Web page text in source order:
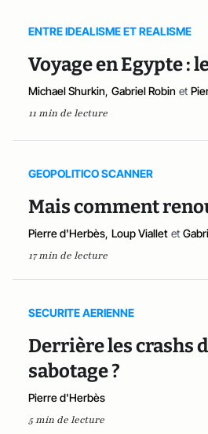
ENTRE IDEALISME ET REALISME
Voyage en Egypte :
Michael Shurkin, Gabriel Robin et
11 min de lecture
GEOPOLITICO SCANNER
Mais comment
Pierre d'Herbès, Loup Viallet et
17 min de lecture
SECURITE AERIENNE
Derrière les crashs
sabotage ?
Pierre d'Herbès
5 min de lecture